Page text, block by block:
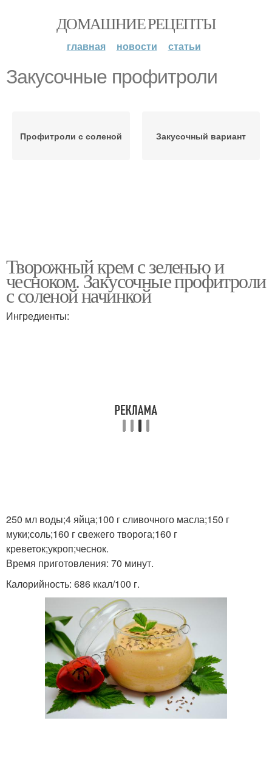
ДОМАШНИЕ РЕЦЕПТЫ
главная новости статьи
Закусочные профитроли
Профитроли с соленой Закусочный вариант
Творожный крем с зеленью и
чесноком. Закусочные профитроли
с соленой начинкой
Ингредиенты:
250 мл воды;4 яйца;100 г сливочного масла;150 г
муки;соль;160 г свежего творога;160 г
креветок;укроп;чеснок.
Время приготовления: 70 минут.
Калорийность: 686 ккал/100 г.